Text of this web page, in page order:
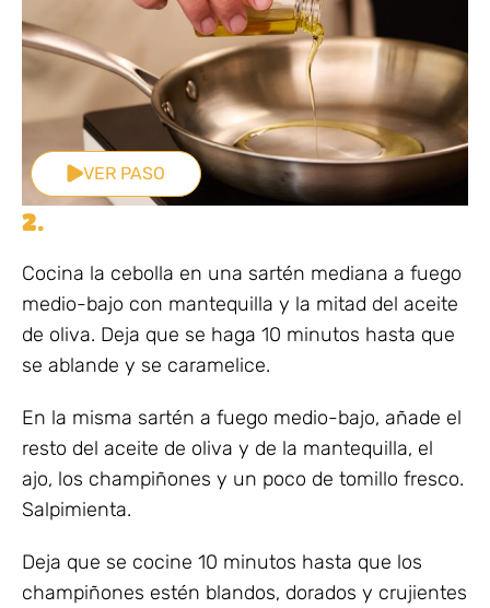
VER PASO
2.
Cocina la cebolla en una sartén mediana a fuego
medio-bajo con mantequilla y la mitad del aceite
de oliva. Deja que se haga 10 minutos hasta que
se ablande y se caramelice.
En la misma sartén a fuego medio-bajo, añade el
resto del aceite de oliva y de la mantequilla, el
ajo, los champiñones y un poco de tomillo fresco.
Salpimienta.
Deja que se cocine 10 minutos hasta que los
champiñones estén blandos, dorados y crujientes